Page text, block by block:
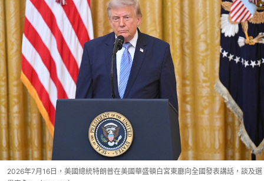
2026年7月16日，美國總統特朗普在美國華盛頓白宮東廳向全國發表講話，談及選